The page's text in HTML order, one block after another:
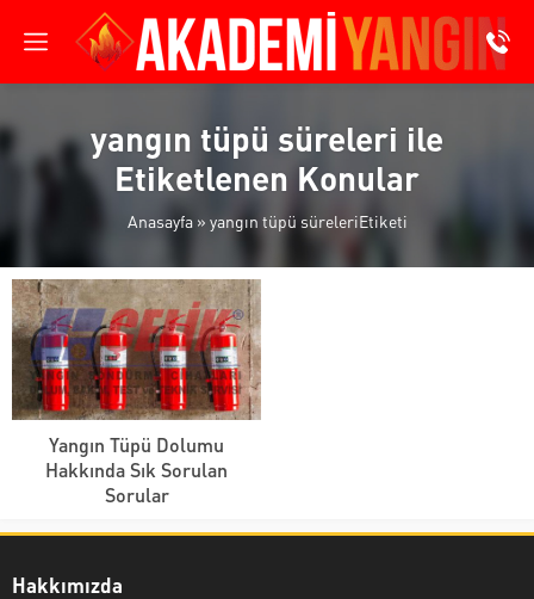
yangın tüpü süreleri ile
Etiketlenen Konular
Anasayfa» yangın tüpü süreleriEtiketi
Yangın Tüpü Dolumu
Hakkında Sık Sorulan
Sorular
Hakkımızda